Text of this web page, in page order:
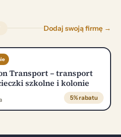
Dodaj swoją firmę →
Transport – transport
szkolne i kolonie
5% rabatu